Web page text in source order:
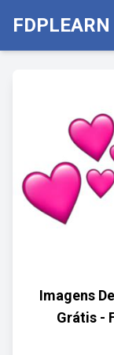
FDPLEARN
Imagens
Grátis -